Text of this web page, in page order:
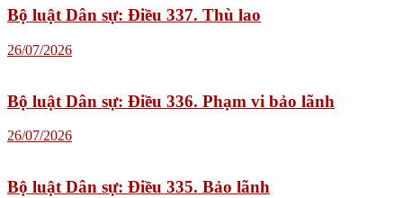
Bộ luật Dân sự: Điều 337. Thù lao
26/07/2026
Bộ luật Dân sự: Điều 336. Phạm vi bảo lãnh
26/07/2026
Bộ luật Dân sự: Điều 335. Bảo lãnh